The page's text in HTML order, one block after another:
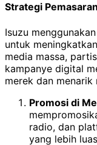
Strategi
Isuzu
untuk
media massa,
kampanye digital
merek dan menarik
Promosi di
radio, dan
yang lebih